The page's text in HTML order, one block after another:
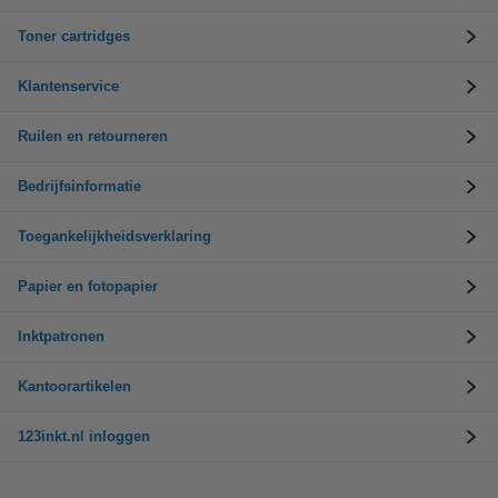
Toner cartridges
Klantenservice
Ruilen en retourneren
Bedrijfsinformatie
Toegankelijkheidsverklaring
Papier en fotopapier
Inktpatronen
Kantoorartikelen
123inkt.nl inloggen